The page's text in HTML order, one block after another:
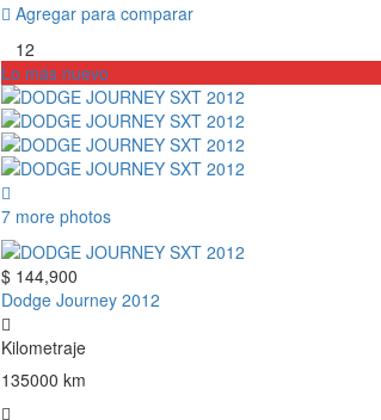
Agregar para comparar
12
Lo más nuevo
7 more photos
$ 144,900
Dodge Journey 2012
Kilometraje
135000 km